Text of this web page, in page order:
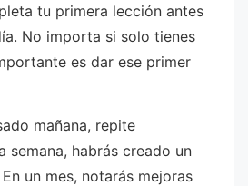
tu primera lección antes
No importa si solo tienes
es dar ese primer
mañana, repite
semana, habrás creado un
un mes, notarás mejoras